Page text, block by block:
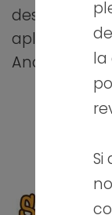
desarrollar
aplicaciones
Android.
la
Si